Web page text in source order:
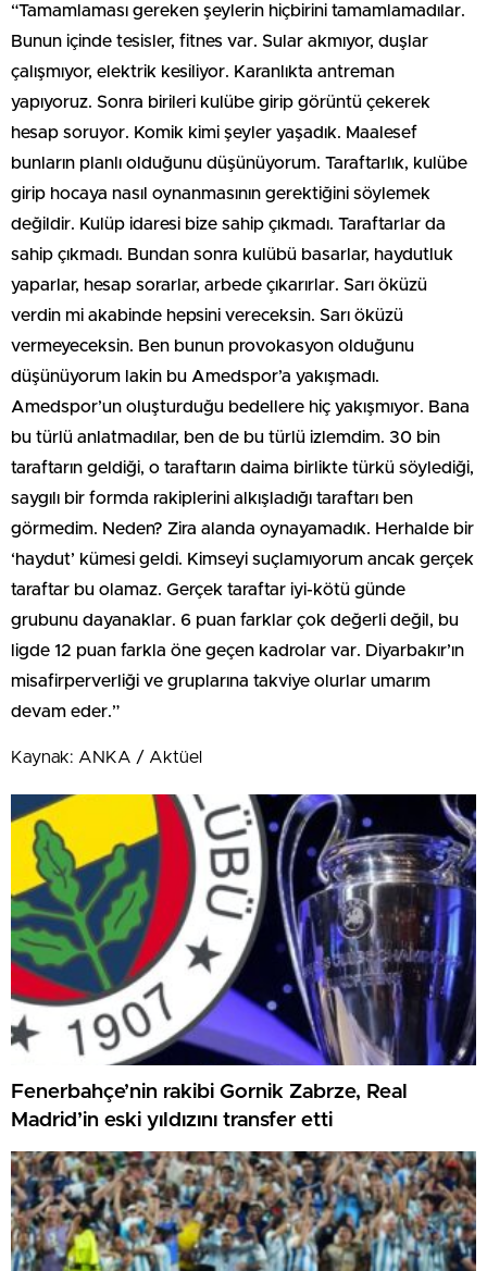
“Tamamlaması gereken şeylerin hiçbirini tamamlamadılar.
Bunun içinde tesisler, fitnes var. Sular akmıyor, duşlar
çalışmıyor, elektrik kesiliyor. Karanlıkta antreman
yapıyoruz. Sonra birileri kulübe girip görüntü çekerek
hesap soruyor. Komik kimi şeyler yaşadık. Maalesef
bunların planlı olduğunu düşünüyorum. Taraftarlık, kulübe
girip hocaya nasıl oynanmasının gerektiğini söylemek
değildir. Kulüp idaresi bize sahip çıkmadı. Taraftarlar da
sahip çıkmadı. Bundan sonra kulübü basarlar, haydutluk
yaparlar, hesap sorarlar, arbede çıkarırlar. Sarı öküzü
verdin mi akabinde hepsini vereceksin. Sarı öküzü
vermeyeceksin. Ben bunun provokasyon olduğunu
düşünüyorum lakin bu Amedspor’a yakışmadı.
Amedspor’un oluşturduğu bedellere hiç yakışmıyor. Bana
bu türlü anlatmadılar, ben de bu türlü izlemdim. 30 bin
taraftarın geldiği, o taraftarın daima birlikte türkü söylediği,
saygılı bir formda rakiplerini alkışladığı taraftarı ben
görmedim. Neden? Zira alanda oynayamadık. Herhalde bir
‘haydut’ kümesi geldi. Kimseyi suçlamıyorum ancak gerçek
taraftar bu olamaz. Gerçek taraftar iyi-kötü günde
grubunu dayanaklar. 6 puan farklar çok değerli değil, bu
ligde 12 puan farkla öne geçen kadrolar var. Diyarbakır’ın
misafirperverliği ve gruplarına takviye olurlar umarım
devam eder.”
Kaynak: ANKA / Aktüel
Fenerbahçe’nin rakibi Gornik Zabrze, Real
Madrid’in eski yıldızını transfer etti